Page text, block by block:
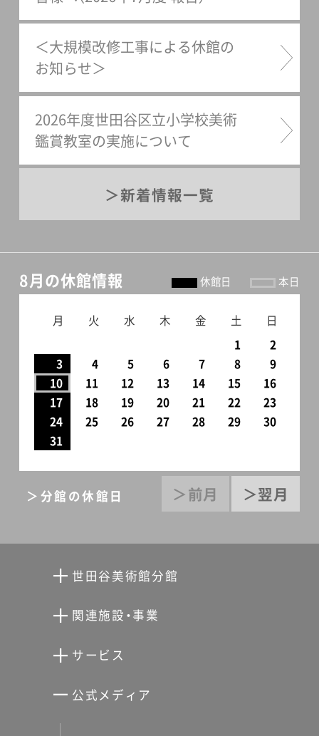
＜大規模改修工事による休館の
お知らせ＞
2026年度世田谷区立小学校美術
鑑賞教室の実施について
新着情報一覧
8月の休館情報 休館日 本日
月 火 水 木 金 土 日
1
2
3
4 5 6 7 8
9
10
11 12 13 14 15
16
17
18 19 20 21 22
23
24
25 26 27 28 29
30
31
＞前月 ＞翌月
＞分館の休館日
世田谷美術館分館
向井潤吉アトリエ館
分館スケジュール
関連施設・事業
世田谷文学館
サービス
公式メディア